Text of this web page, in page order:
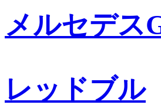
メルセデス
レッドブル